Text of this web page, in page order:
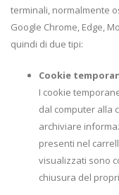
terminali, normalmente
Google Chrome, Edge,
quindi di due tipi:
Cookie
I cookie
dal computer alla
archiviare
presenti nel
visualizzati sono
chiusura del